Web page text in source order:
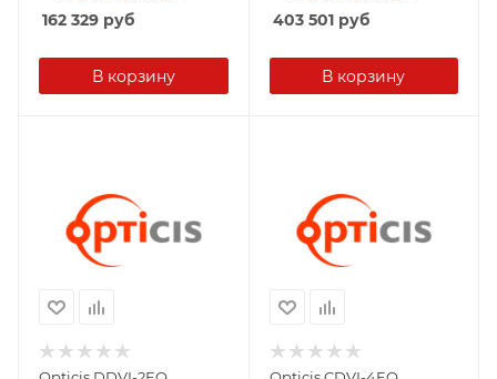
162 329 руб
В корзину
403 501руб
В корзину